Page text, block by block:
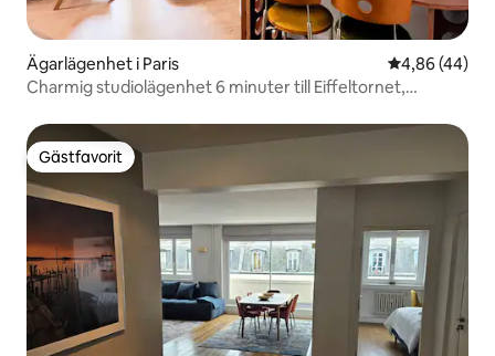
Ägarlägenhet i Paris 4,86 av 5 i
4,86 (44)
Charmig studiolägenhet 6 minuter till Eiffeltornet,
Gästfavorit
Gästfavorit